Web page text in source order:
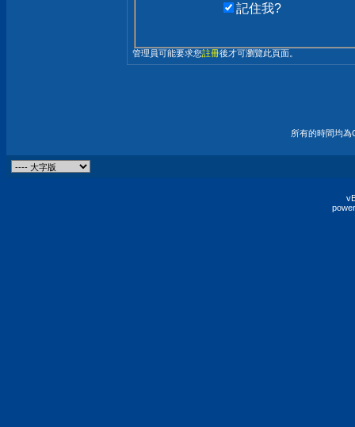
記住我?
管理員可能要求您註冊後才可瀏覽此頁面。
所有的時間均為